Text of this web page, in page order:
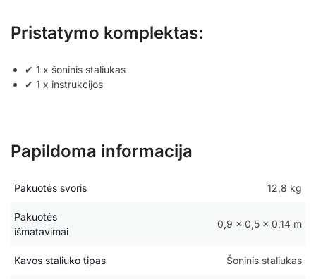
Pristatymo komplektas:
✔ 1 x šoninis staliukas
✔ 1 x instrukcijos
Papildoma informacija
Pakuotės svoris 12,8 kg
Pakuotės
išmatavimai
0,9 × 0,5 × 0,14 m
Kavos staliuko tipas Šoninis staliukas